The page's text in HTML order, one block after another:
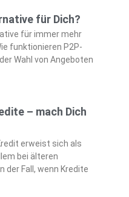
für Dich?
für immer mehr
funktionieren P2P-
Wahl von Angeboten
– mach Dich
erweist sich als
bei älteren
der Fall, wenn Kredite